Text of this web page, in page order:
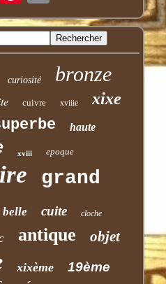
curiosité bronze
cuivre xviiie xixe
haute
xviii epoque
grand
belle cuite cloche
antique objet
xixème 19ème